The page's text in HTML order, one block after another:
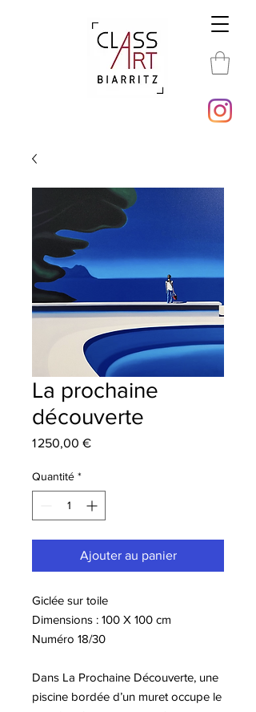
La prochaine
découverte
1 250,00 €Prix
Quantité *
Ajouter au panier
Giclée sur toile
Dimensions : 100 X 100 cm
Numéro 18/30
Dans La Prochaine Découverte, une
piscine bordée d’un muret occupe le